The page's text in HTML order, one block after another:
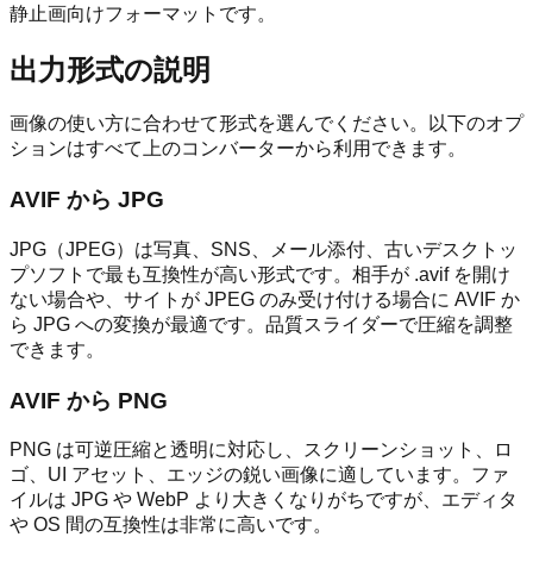
静止画向けフォーマットです。
出力形式の説明
画像の使い方に合わせて形式を選んでください。以下のオプ
ションはすべて上のコンバーターから利用できます。
AVIF から JPG
JPG（JPEG）は写真、SNS、メール添付、古いデスクトッ
プソフトで最も互換性が高い形式です。相手が .avif を開け
ない場合や、サイトが JPEG のみ受け付ける場合に AVIF か
ら JPG への変換が最適です。品質スライダーで圧縮を調整
できます。
AVIF から PNG
PNG は可逆圧縮と透明に対応し、スクリーンショット、ロ
ゴ、UI アセット、エッジの鋭い画像に適しています。ファ
イルは JPG や WebP より大きくなりがちですが、エディタ
や OS 間の互換性は非常に高いです。